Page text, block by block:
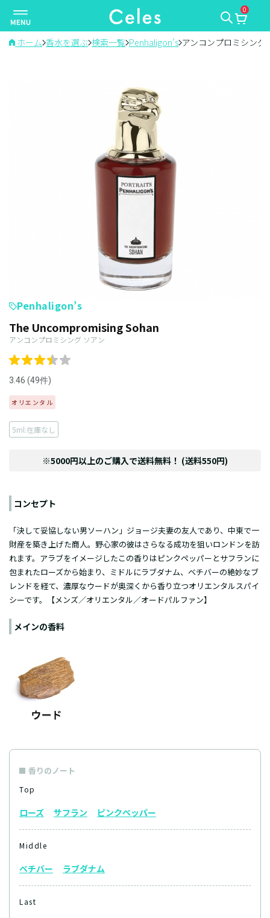
ナ
ビ
ゲ
0
ホーム 香水を選ぶ 検索一覧 Penhaligon’s アンコンプロミシング
Penhaligon’s
The Uncompromising Sohan
アンコンプロミシング ソアン
3.46 (49件)
オリエンタル
5ml:在庫なし
※5000円以上のご購入で送料無料！ (送料550円)
コンセプト
「決して妥協しない男ソーハン」ジョージ夫妻の友人であり、中東で一
財産を築き上げた商人。野心家の彼はさらなる成功を狙いロンドンを訪
れます。アラブをイメージしたこの香りはピンクペッパーとサフランに
包まれたローズから始まり、ミドルにラブダナム、ベチバーの絶妙なブ
レンドを経て、濃厚なウードが奥深くから香り立つオリエンタルスパイ
シーです。【メンズ／オリエンタル／オードパルファン】
メインの香料
香りのノート
Top
ローズ サフラン ピンクペッパー
Middle
ベチバー ラブダナム
Last